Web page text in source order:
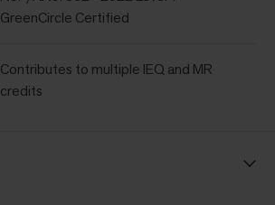
GreenCircle Certified
Contributes to multiple IEQ and MR
credits